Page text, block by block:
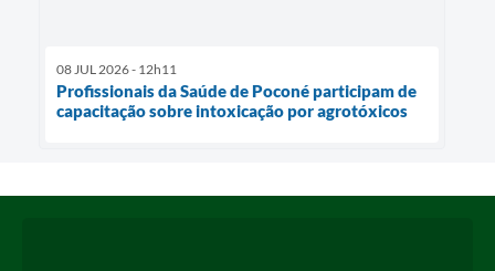
08 JUL 2026 - 12h11
Profissionais da Saúde de Poconé participam de
capacitação sobre intoxicação por agrotóxicos